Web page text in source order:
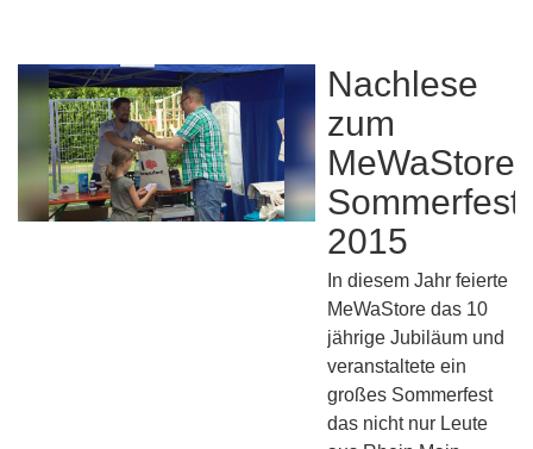
Nachlese
zum
MeWaStore
Sommerfest
2015
In diesem Jahr feierte
MeWaStore das 10
jährige Jubiläum und
veranstaltete ein
großes Sommerfest
das nicht nur Leute